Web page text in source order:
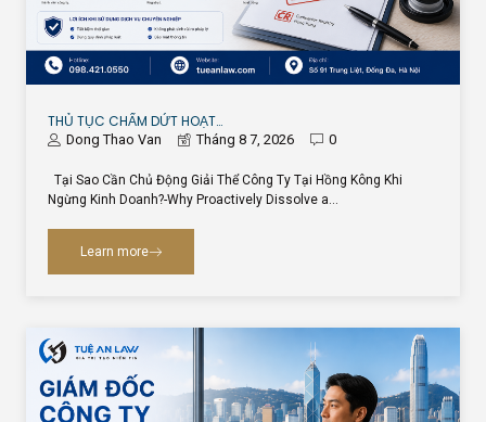
THỦ TỤC CHẤM DỨT HOẠT…
Dong Thao Van Tháng 8 7, 2026 0
Tại Sao Cần Chủ Động Giải Thể Công Ty Tại Hồng Kông Khi
Ngừng Kinh Doanh?-Why Proactively Dissolve a…
Learn more